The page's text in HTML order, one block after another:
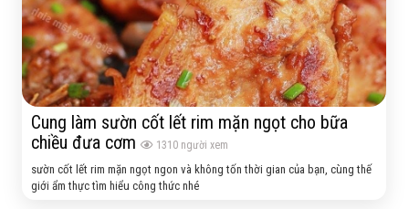
Cung làm sườn cốt lết rim mặn ngọt cho bữa
chiều đưa cơm
1310 người xem
sườn cốt lết rim mặn ngọt ngon và không tốn thời gian của bạn, cùng thế
giới ẩm thực tìm hiểu công thức nhé